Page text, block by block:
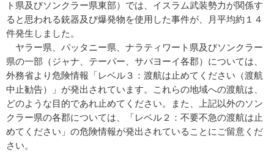
ト県及びソンクラー県東部）では、イスラム武装勢力が関係す
ると思われる銃器及び爆発物を使用した事件が、月平均約１４
件発生しました。
ヤラー県、パッタニー県、ナラティワート県及びソンクラー
県の一部（ジャナ、テーパー、サバヨーイ各郡）については、
外務省より危険情報「レベル３：渡航は止めてください（渡航
中止勧告）」が発出されています。これらの地域への渡航は、
どのような目的であれ止めてください。また、上記以外のソン
クラー県の各郡については、「レベル２：不要不急の渡航は止
めてください」の危険情報が発出されていることにご留意くだ
さい。